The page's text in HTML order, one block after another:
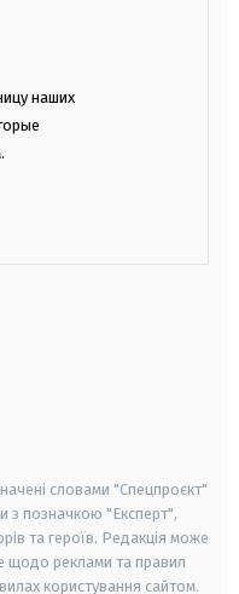
наших
словами "Спецпроєкт"
з позначкою "Експерт",
та героїв. Редакція може
щодо реклами та правил
користування сайтом.